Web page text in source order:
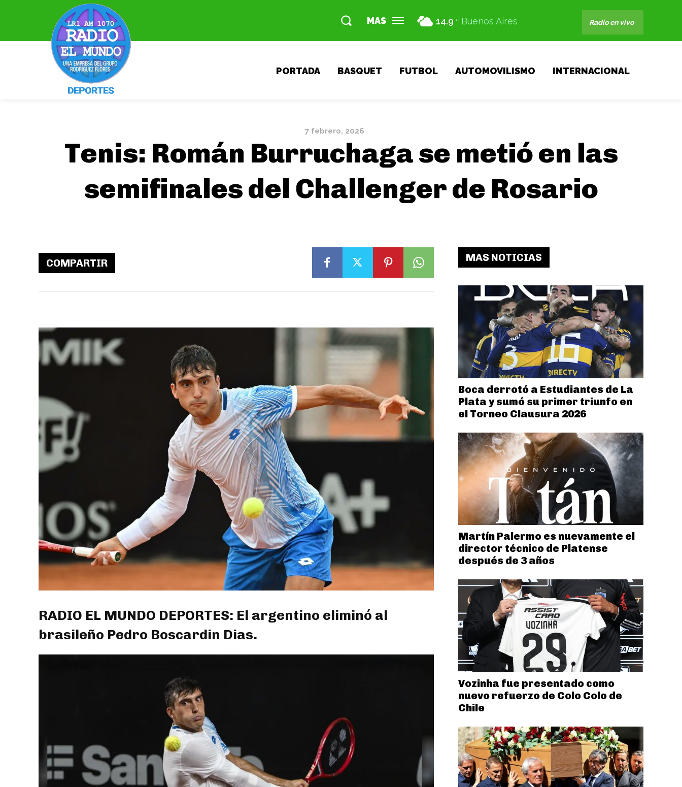
MAS 14.9 C Buenos Aires Radio en vivo
PORTADA BASQUET FUTBOL AUTOMOVILISMO INTERNACIONAL
7 febrero, 2026
Tenis: Román Burruchaga se metió en las
semifinales del Challenger de Rosario
COMPARTIR
RADIO EL MUNDO DEPORTES: El argentino eliminó al
brasileño Pedro Boscardin Dias.
MAS NOTICIAS
Boca derrotó a Estudiantes de La
Plata y sumó su primer triunfo en
el Torneo Clausura 2026
Martín Palermo es nuevamente el
director técnico de Platense
después de 3 años
Vozinha fue presentado como
nuevo refuerzo de Colo Colo de
Chile